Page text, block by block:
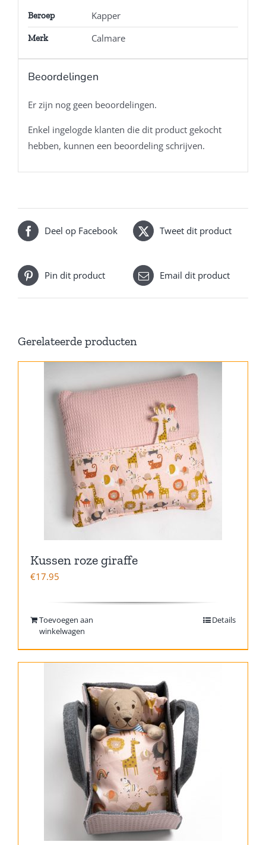
Beroep Kapper
Merk Calmare
Beoordelingen
Er zijn nog geen beoordelingen.
Enkel ingelogde klanten die dit product gekocht
hebben, kunnen een beoordeling schrijven.
Deel op Facebook Tweet dit product
Pin dit product Email dit product
Gerelateerde producten
Kussen roze giraffe
€17.95
Toevoegen aan
winkelwagen
Details